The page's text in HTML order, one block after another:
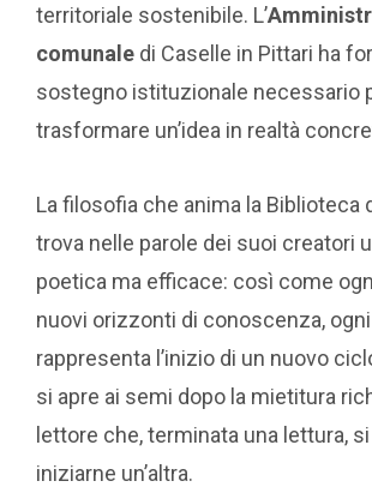
territoriale sostenibile. L’
comunale di Caselle in Pittari ha
sostegno istituzionale necessario
trasformare un’idea in realtà
La filosofia che anima la Biblioteca
trova nelle parole dei suoi creatori
poetica ma efficace: così come
nuovi orizzonti di conoscenza,
rappresenta l’inizio di un nuovo
si apre ai semi dopo la mietitura
lettore che, terminata una lettura,
iniziarne un’altra.